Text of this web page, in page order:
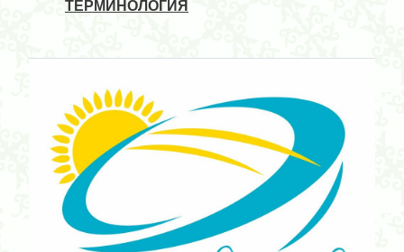
ТЕРМИНОЛОГИЯ